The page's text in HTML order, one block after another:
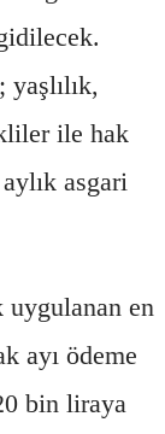
yaşlılık,
ile hak
asgari
en
ayı ödeme
bin liraya